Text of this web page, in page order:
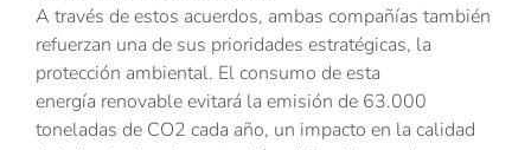
A través de estos acuerdos, ambas compañías también
refuerzan una de sus prioridades estratégicas, la
protección ambiental. El consumo de esta
energía renovable evitará la emisión de 63.000
toneladas de CO2 cada año, un impacto en la calidad